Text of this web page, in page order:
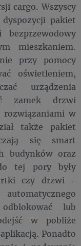
cargo. Wszyscy
pakiet
mieszkaniem.
przy pomocy
oświetleniem,
urządzenia
zamek drzwi
rozwiązaniami w
także pakiet
się smart
budynków oraz
tej pory były
czy drzwi -
lub
w pobliże
Ponadto